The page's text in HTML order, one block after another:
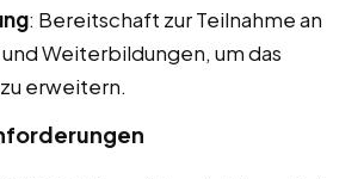
: Bereitschaft zur Teilnahme an
Weiterbildungen, um das
erweitern.